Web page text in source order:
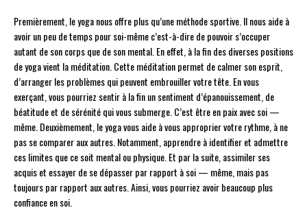
Premièrement, le yoga nous offre plus qu’une méthode sportive. Il nous aide à
avoir un peu de temps pour soi-même c’est-à-dire de pouvoir s’occuper
autant de son corps que de son mental. En effet, à la fin des diverses positions
de yoga vient la méditation. Cette méditation permet de calmer son esprit,
d’arranger les problèmes qui peuvent embrouiller votre tête. En vous
exerçant, vous pourriez sentir à la fin un sentiment d’épanouissement, de
béatitude et de sérénité qui vous submerge. C’est être en paix avec soi —
même. Deuxièmement, le yoga vous aide à vous approprier votre rythme, à ne
pas se comparer aux autres. Notamment, apprendre à identifier et admettre
ces limites que ce soit mental ou physique. Et par la suite, assimiler ses
acquis et essayer de se dépasser par rapport à soi — même, mais pas
toujours par rapport aux autres. Ainsi, vous pourriez avoir beaucoup plus
confiance en soi.